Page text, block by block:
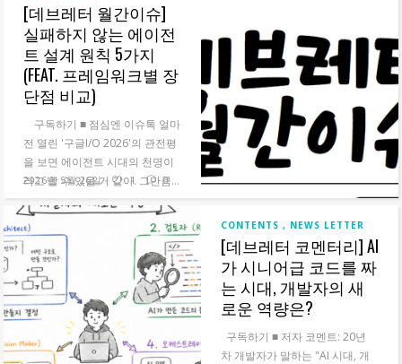
[데브레터 월간이슈]
실패하지 않는 에이전
트 설계 원칙 5가지
(FEAT. 프레임워크별 장
단점 비교)
구독하기 ■ 점심엔 이슈톡‍ 얼마
전 열린 '구글I/O 2026'의 관전평
을 보면 에이전트 시대의 천명이
라고 할 수 있을 거 같아. 그만큼...
READ MORE
2026년 5월 26일 1 0
CONTENTS NEWS LETTER
[데브레터 코멘터리] AI
가 시니어급 코드를 짜
는 시대, 개발자의 새
로운 역량은?
구독하기 ■ 저자 코멘트: 20년
차 개발자가 말하는 "AI 시대, 개